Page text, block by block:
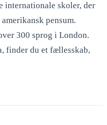
internationale skoler, der
pensum.
300 sprog i London.
finder du et fællesskab,